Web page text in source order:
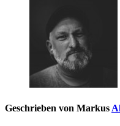
Geschrieben von Markus